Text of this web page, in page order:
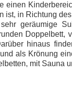
ist, in Richtung
geräumige
Doppelbett,
hinaus
als Krönung
mit Sauna